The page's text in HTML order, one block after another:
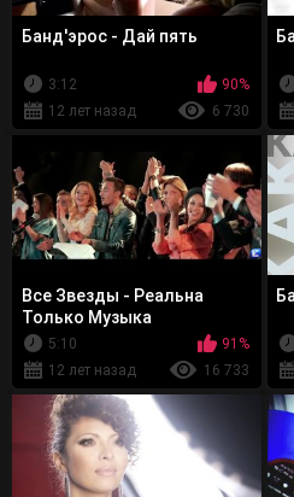
Банд'эрос - Дай пять
3:12
90%
12 лет назад
6 730
Все Звезды - Реальна
Только Музыка
5:10
91%
12 лет назад
16 733